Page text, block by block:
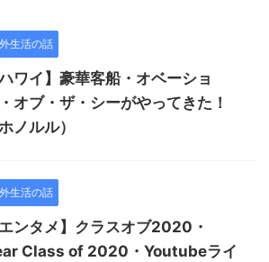
生活の話
ハワイ】豪華客船・オベーショ
オブ・ザ・シーがやってきた！
ホノルル）
生活の話
エンタメ】クラスオブ2020・
Class of 2020・Youtubeライ